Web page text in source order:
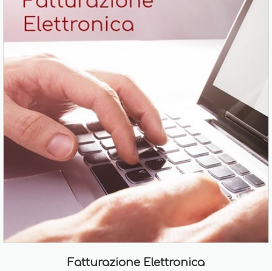
Fatturazione Elettronica